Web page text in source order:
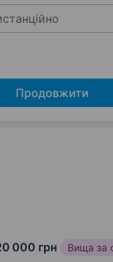
Продовжити
000 грн Вища за